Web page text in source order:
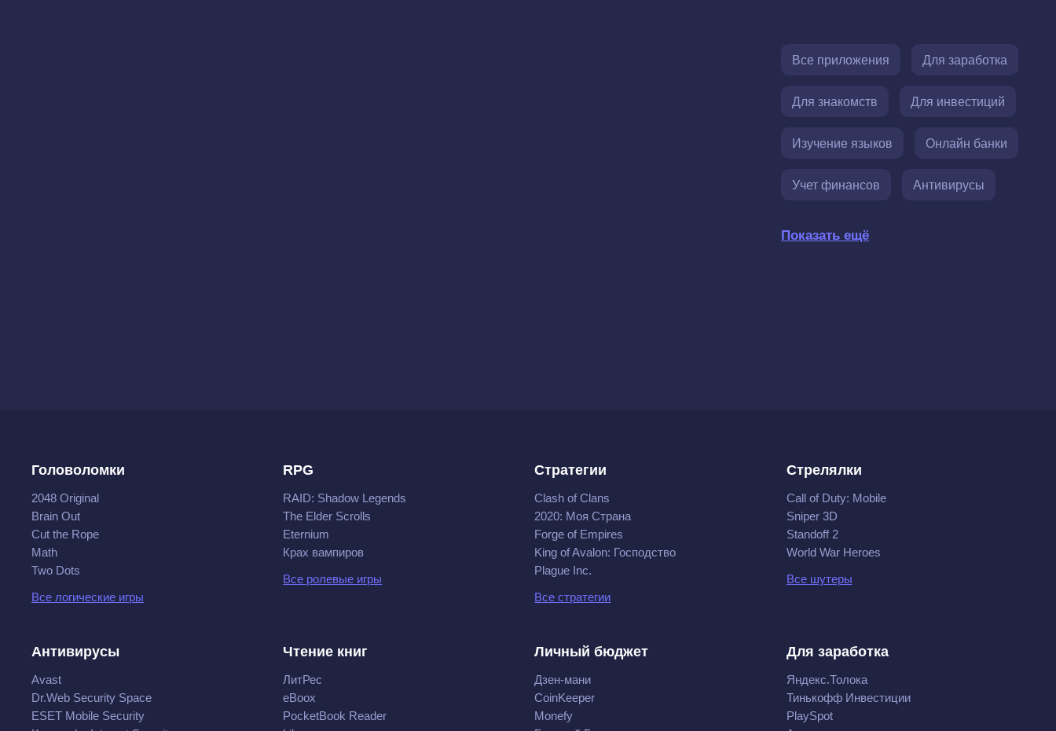
Все приложения Для заработка
Для знакомств Для инвестиций
Изучение языков Онлайн банки
Учет финансов Антивирусы
Показать ещё
Головоломки
2048 Original
Brain Out
Cut the Rope
Math
Two Dots
Все логические игры
RPG
RAID: Shadow Legends
The Elder Scrolls
Eternium
Крах вампиров
Все ролевые игры
Стратегии
Clash of Clans
2020: Моя Cтрана
Forge of Empires
King of Avalon: Господство
Plague Inc.
Все стратегии
Стрелялки
Call of Duty: Mobile
Sniper 3D
Standoff 2
World War Heroes
Все шутеры
Антивирусы
Avast
Dr.Web Security Space
ESET Mobile Security
Чтение книг
ЛитРес
eBoox
PocketBook Reader
Личный бюджет
Дзен-мани
CoinKeeper
Monefy
Для заработка
Яндекс.Толока
Тинькофф Инвестиции
PlaySpot